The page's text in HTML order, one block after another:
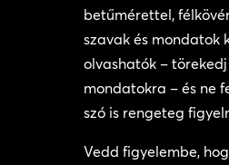
betűmérettel,
szavak és mondatok
olvashatók –
mondatokra – és ne
szó is rengeteg
Vedd figyelembe,